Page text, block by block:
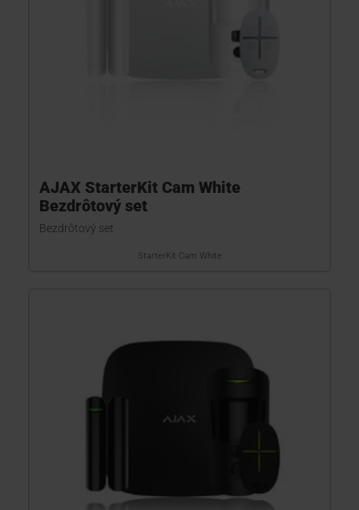
AJAX StarterKit Cam White
Bezdrôtový set
Bezdrôtový set
StarterKit Cam White